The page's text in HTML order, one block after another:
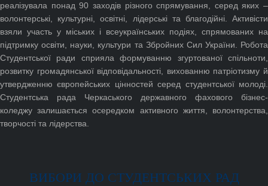
реалізувала понад 90 заходів різного спрямування, серед яких –
волонтерські, культурні, освітні, лідерські та благодійні. Активісти
взяли участь у міських і всеукраїнських подіях, спрямованих на
підтримку освіти, науки, культури та Збройних Сил України. Робота
Студентської ради сприяла формуванню згуртованої спільноти,
розвитку громадянської відповідальності, вихованню патріотизму й
утвердженню європейських цінностей серед студентської молоді.
Студентська рада Черкаського державного фахового бізнес-
коледжу залишається осередком активного життя, волонтерства,
творчості та лідерства.
ВИБОРИ ДО СТУДЕНТСЬКИХ РАД